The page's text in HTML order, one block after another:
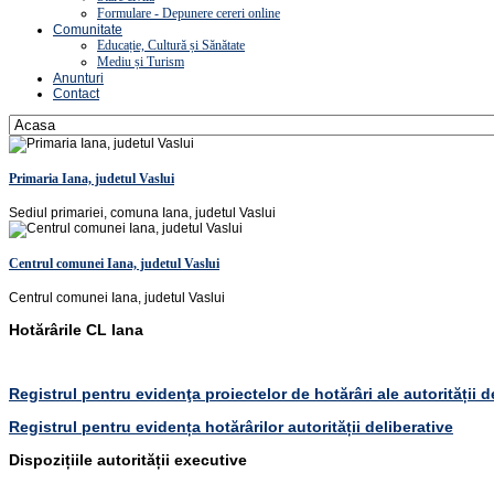
Formulare - Depunere cereri online
Comunitate
Educație, Cultură și Sănătate
Mediu și Turism
Anunturi
Contact
Primaria Iana, judetul Vaslui
Sediul primariei, comuna Iana, judetul Vaslui
Centrul comunei Iana, judetul Vaslui
Centrul comunei Iana, judetul Vaslui
Hotărârile CL Iana
Registrul pentru evidenţa proiectelor de hotărâri ale autorității
Registrul pentru evidența hotărârilor autorității deliberative
Dispozițiile autorității executive